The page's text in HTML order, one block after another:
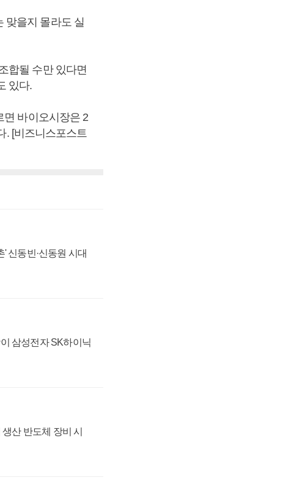
맞을지 몰라도 실
합될 수만 있다면
있다.
면 바이오시장은 2
. [비즈니스포스트
' 신동빈·신동원 시대
삼성전자 SK하이닉
산 반도체 장비 시